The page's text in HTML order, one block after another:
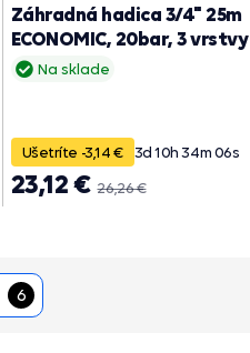
Na sklade
Záhradná hadica 3/4" 25m
ECONOMIC, 20bar, 3 vrstvy
Ušetríte -3,14 € 3d 10h 34m05s
26,26 €
23,12 €
6